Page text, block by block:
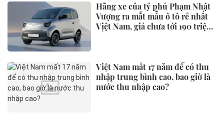
Hãng xe của tỷ phú Phạm Nhật
Vượng ra mắt mẫu ô tô rẻ nhất
Việt Nam, giá chưa tới 190 triệu
Việt Nam mất 17 năm để có thu
nhập trung bình cao, bao giờ là
nước thu nhập cao?